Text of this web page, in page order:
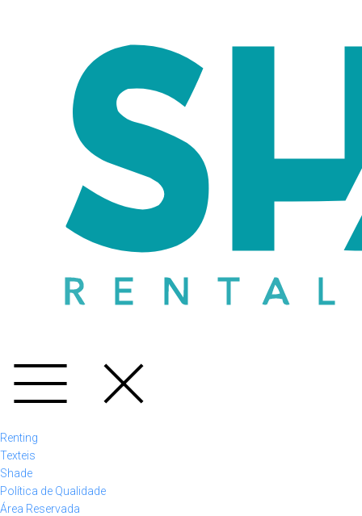
Renting
Texteis
Shade
Política de Qualidade
Área Reservada